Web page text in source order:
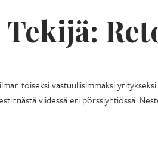
Tekijä:
toiseksi vastuullisimmaksi
viidessä eri pörssiyhtiössä.